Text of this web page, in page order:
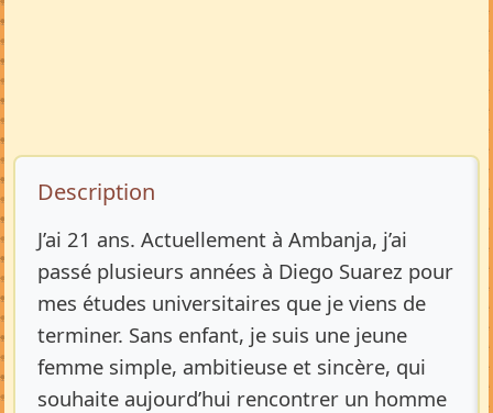
Description de l’annonce
Description
J’ai 21 ans. Actuellement à Ambanja, j’ai
passé plusieurs années à Diego Suarez pour
mes études universitaires que je viens de
terminer. Sans enfant, je suis une jeune
femme simple, ambitieuse et sincère, qui
souhaite aujourd’hui rencontrer un homme